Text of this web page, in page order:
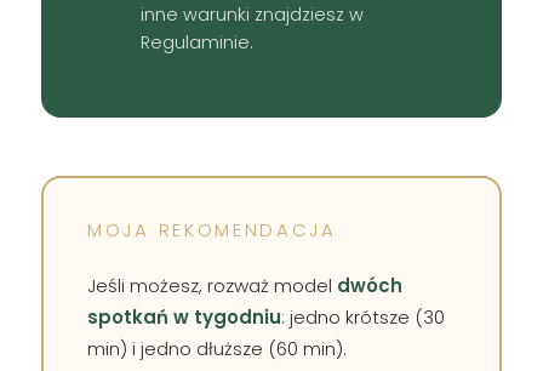
inne warunki znajdziesz w
Regulaminie.
MOJA REKOMENDACJA
Jeśli możesz, rozważ model dwóch
spotkań w tygodniu: jedno krótsze (30
min) i jedno dłuższe (60 min).